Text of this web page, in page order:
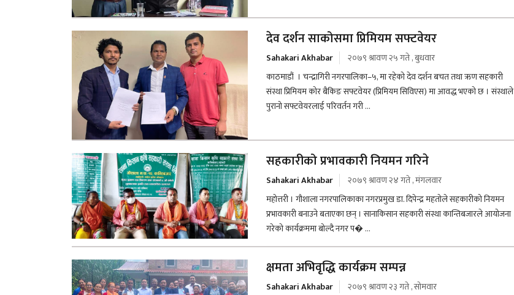
देव दर्शन साकोसमा प्रिमियम सफ्टवेयर
Sahakari Akhabar
२०७९ श्रावण २५ गते , बुधवार
काठमाडौं । चन्द्रागिरी नगरपालिका–५, मा रहेको देव दर्शन बचत तथा ऋण सहकारी
संस्था प्रिमियम कोर बैकिङ सफ्टवेयर (प्रिमियम सिविएस) मा आवद्ध भएको छ । संस्थाले
पुरानो सफ्टवेयरलाई परिवर्तन गरी ...
सहकारीको प्रभावकारी नियमन गरिने
Sahakari Akhabar
२०७९ श्रावण २४ गते , मंगलवार
महोत्तरी । गौशाला नगरपालिकाका नगरप्रमुख डा. दिपेन्द्र महतोले सहकारीको नियमन
प्रभावकारी बनाउने बताएका छन् । सानाकिसान सहकारी संस्था कान्तिबजारले आयोजना
गरेको कार्यक्रममा बोल्दै नगर प� ...
क्षमता अभिवृद्धि कार्यक्रम सम्पन्न
Sahakari Akhabar
२०७९ श्रावण २३ गते , सोमवार